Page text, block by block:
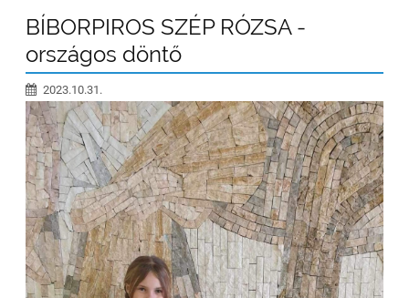
BÍBORPIROS SZÉP RÓZSA -
országos döntő
2023.10.31.